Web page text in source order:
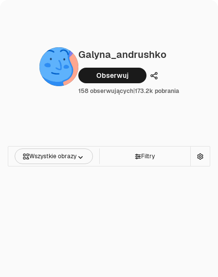
Galyna_andrushko
Obserwuj Udostępnij
158 obserwujących|173.2k pobrania
Wszystkie obrazy Filtry